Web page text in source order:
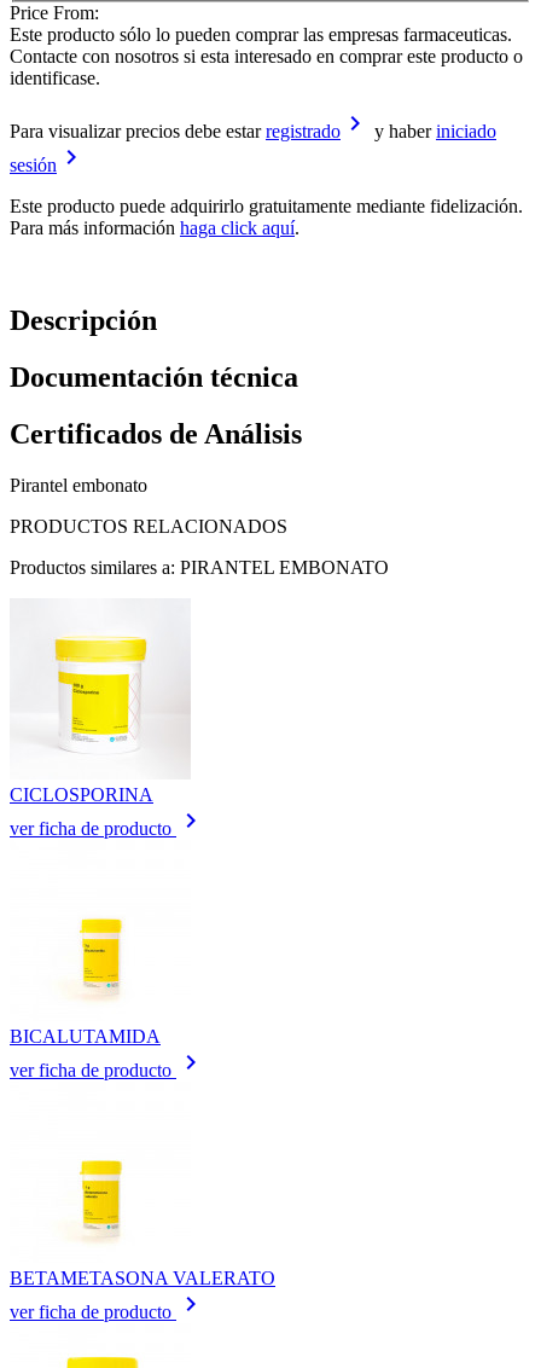
Price From:
Este producto sólo lo pueden comprar las empresas farmaceuticas.
Contacte con nosotros si esta interesado en comprar este producto o
identificase.
Para visualizar precios debe estarregistrado keyboard_arrow_right y haberiniciado
sesión keyboard_arrow_right
Este producto puede adquirirlo gratuitamente mediante fidelización.
Para más información haga click aquí.
Descripción
Documentación técnica
Certificados de Análisis
Pirantel embonato
PRODUCTOS RELACIONADOS
Productos similares a: PIRANTEL EMBONATO
CICLOSPORINA
ver ficha de producto
keyboard_arrow_right
BICALUTAMIDA
ver ficha de producto
keyboard_arrow_right
BETAMETASONA VALERATO
ver ficha de producto
keyboard_arrow_right